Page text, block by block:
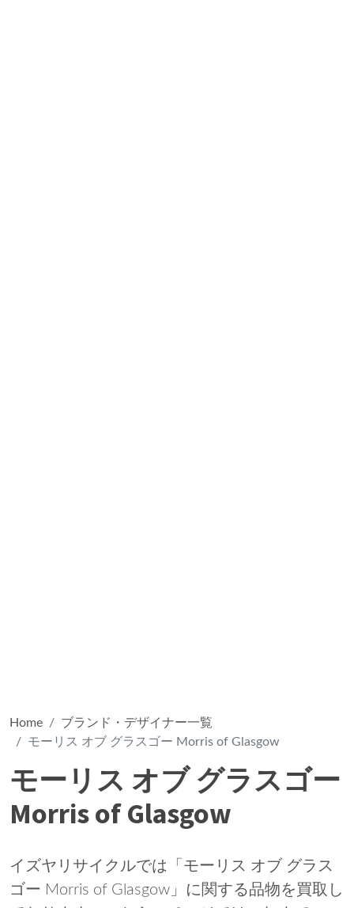
Home
ブランド・デザイナー一覧
モーリス オブ グラスゴー Morris of Glasgow
モーリス オブ グラスゴー
Morris of Glasgow
イズヤリサイクルでは「モーリス オブ グラス
ゴー Morris of Glasgow」に関する品物を買取し